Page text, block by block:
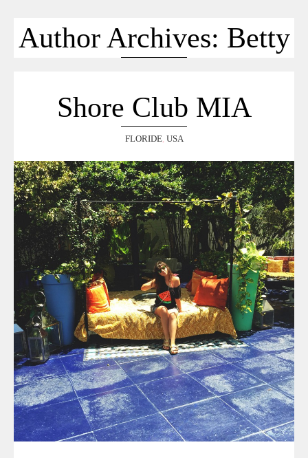
SÉLECTION
VOYAGES
ARCHIVES
Author Archives: Betty
Shore Club MIA
FLORIDE, USA